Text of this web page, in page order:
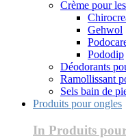
Crème pour
Gehwol
Pododip
Déodorants
Ramollissant
Sels bain de
Produits pour ongles
In Produits